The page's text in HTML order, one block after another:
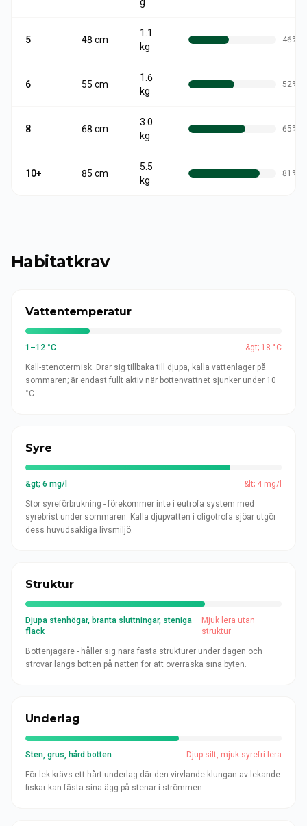
g
5 48 cm
1.1
kg
46%
6 55 cm
1.6
kg
52%
8 68 cm
3.0
kg
65%
10+ 85 cm
5.5
kg
81 %
Habitatkrav
Vattentemperatur
1–12 °C &gt; 18 °C
Kall-stenotermisk. Drar sig tillbaka till djupa, kalla vattenlager på
sommaren; är endast fullt aktiv när bottenvattnet sjunker under 10
°C.
Syre
&gt; 6 mg/l &lt; 4 mg/l
Stor syreförbrukning - förekommer inte i eutrofa system med
syrebrist under sommaren. Kalla djupvatten i oligotrofa sjöar utgör
dess huvudsakliga livsmiljö.
Struktur
Djupa stenhögar, branta sluttningar, steniga
flack
Mjuk lera utan
struktur
Bottenjägare - håller sig nära fasta strukturer under dagen och
strövar längs botten på natten för att överraska sina byten.
Underlag
Sten, grus, hård botten Djup silt, mjuk syrefri lera
För lek krävs ett hårt underlag där den virvlande klungan av lekande
fiskar kan fästa sina ägg på stenar i strömmen.